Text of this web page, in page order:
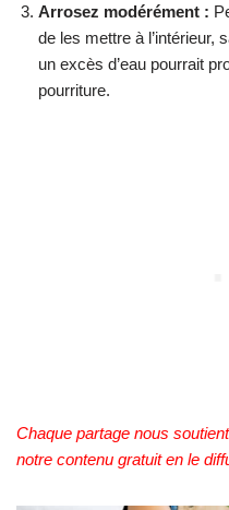
Arrosez modérément :
de les mettre à l’intérieur,
un excès d’eau pourrait
pourriture.
Chaque partage nous
notre contenu gratuit en le